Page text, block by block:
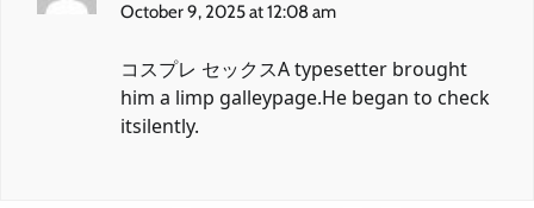
October 9, 2025 at 12:08 am
コスプレ セックスA typesetter brought
him a limp galleypage.He began to check
itsilently.